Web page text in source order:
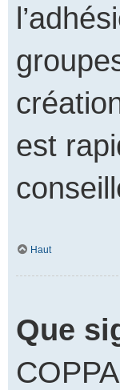
est
Haut
Que